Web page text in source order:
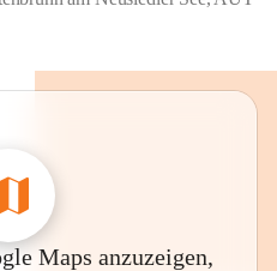
Maps anzuzeigen,